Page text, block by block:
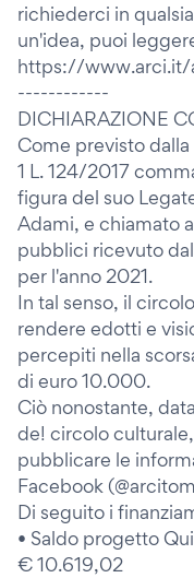
richiederci in
un'idea, puoi
https://www.arci.it/
------------
DICHIARAZIONE
Come previsto
1 L. 124/2017
figura del suo
Adami, e chiamato
pubblici ricevuto
per l'anno 2021.
In tal senso, il
rendere edotti e
percepiti nella
di euro 10.000.
Ciò nonostante,
de! circolo
pubblicare le
Facebook
Di seguito i
• Saldo progetto
€ 10.619,02